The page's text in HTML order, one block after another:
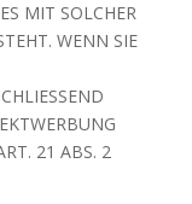
MIT SOLCHER
WENN SIE
21 ABS. 2